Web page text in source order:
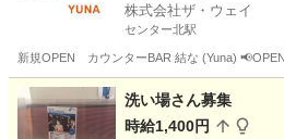
株式会社ザ・ウェイ
センター北駅
新規OPEN カウンターBAR 結な (Yuna)
神奈川 横浜市 センター北駅
洗い場さん募集
時給1,400円